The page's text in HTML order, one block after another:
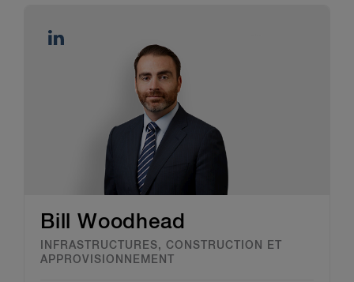
Bill Woodhead
INFRASTRUCTURES, CONSTRUCTION ET
APPROVISIONNEMENT